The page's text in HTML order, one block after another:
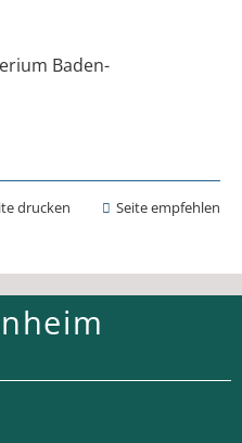
Baden-
drucken Seite empfehlen